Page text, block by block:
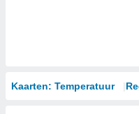
Kaarten: Temperatuur